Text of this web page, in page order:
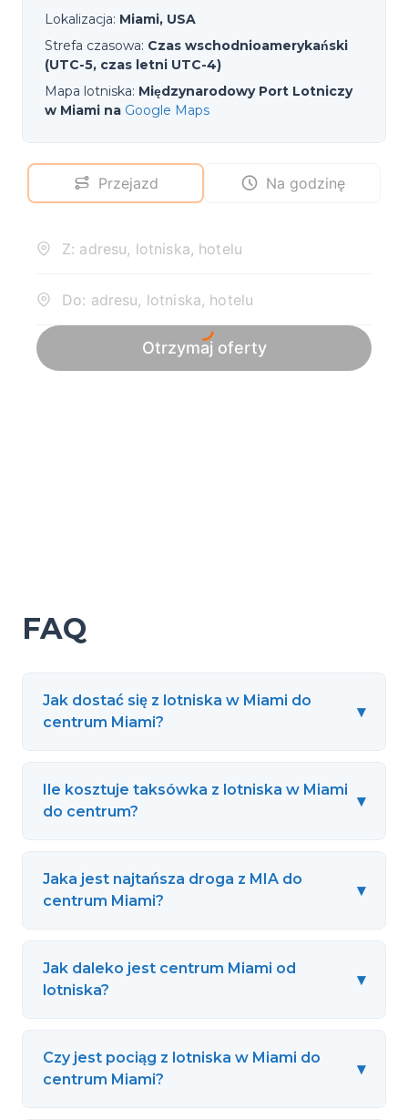
Lokalizacja: Miami, USA
Strefa czasowa: Czas wschodnioamerykański
(UTC-5, czas letni UTC-4)
Mapa lotniska: Międzynarodowy Port Lotniczy
w Miami na Google Maps
FAQ
Jak dostać się z lotniska w Miami do
centrum Miami?
▾
Ile kosztuje taksówka z lotniska w Miami
do centrum?
▾
Jaka jest najtańsza droga z MIA do
centrum Miami?
▾
Jak daleko jest centrum Miami od
lotniska?
▾
Czy jest pociąg z lotniska w Miami do
centrum Miami?
▾